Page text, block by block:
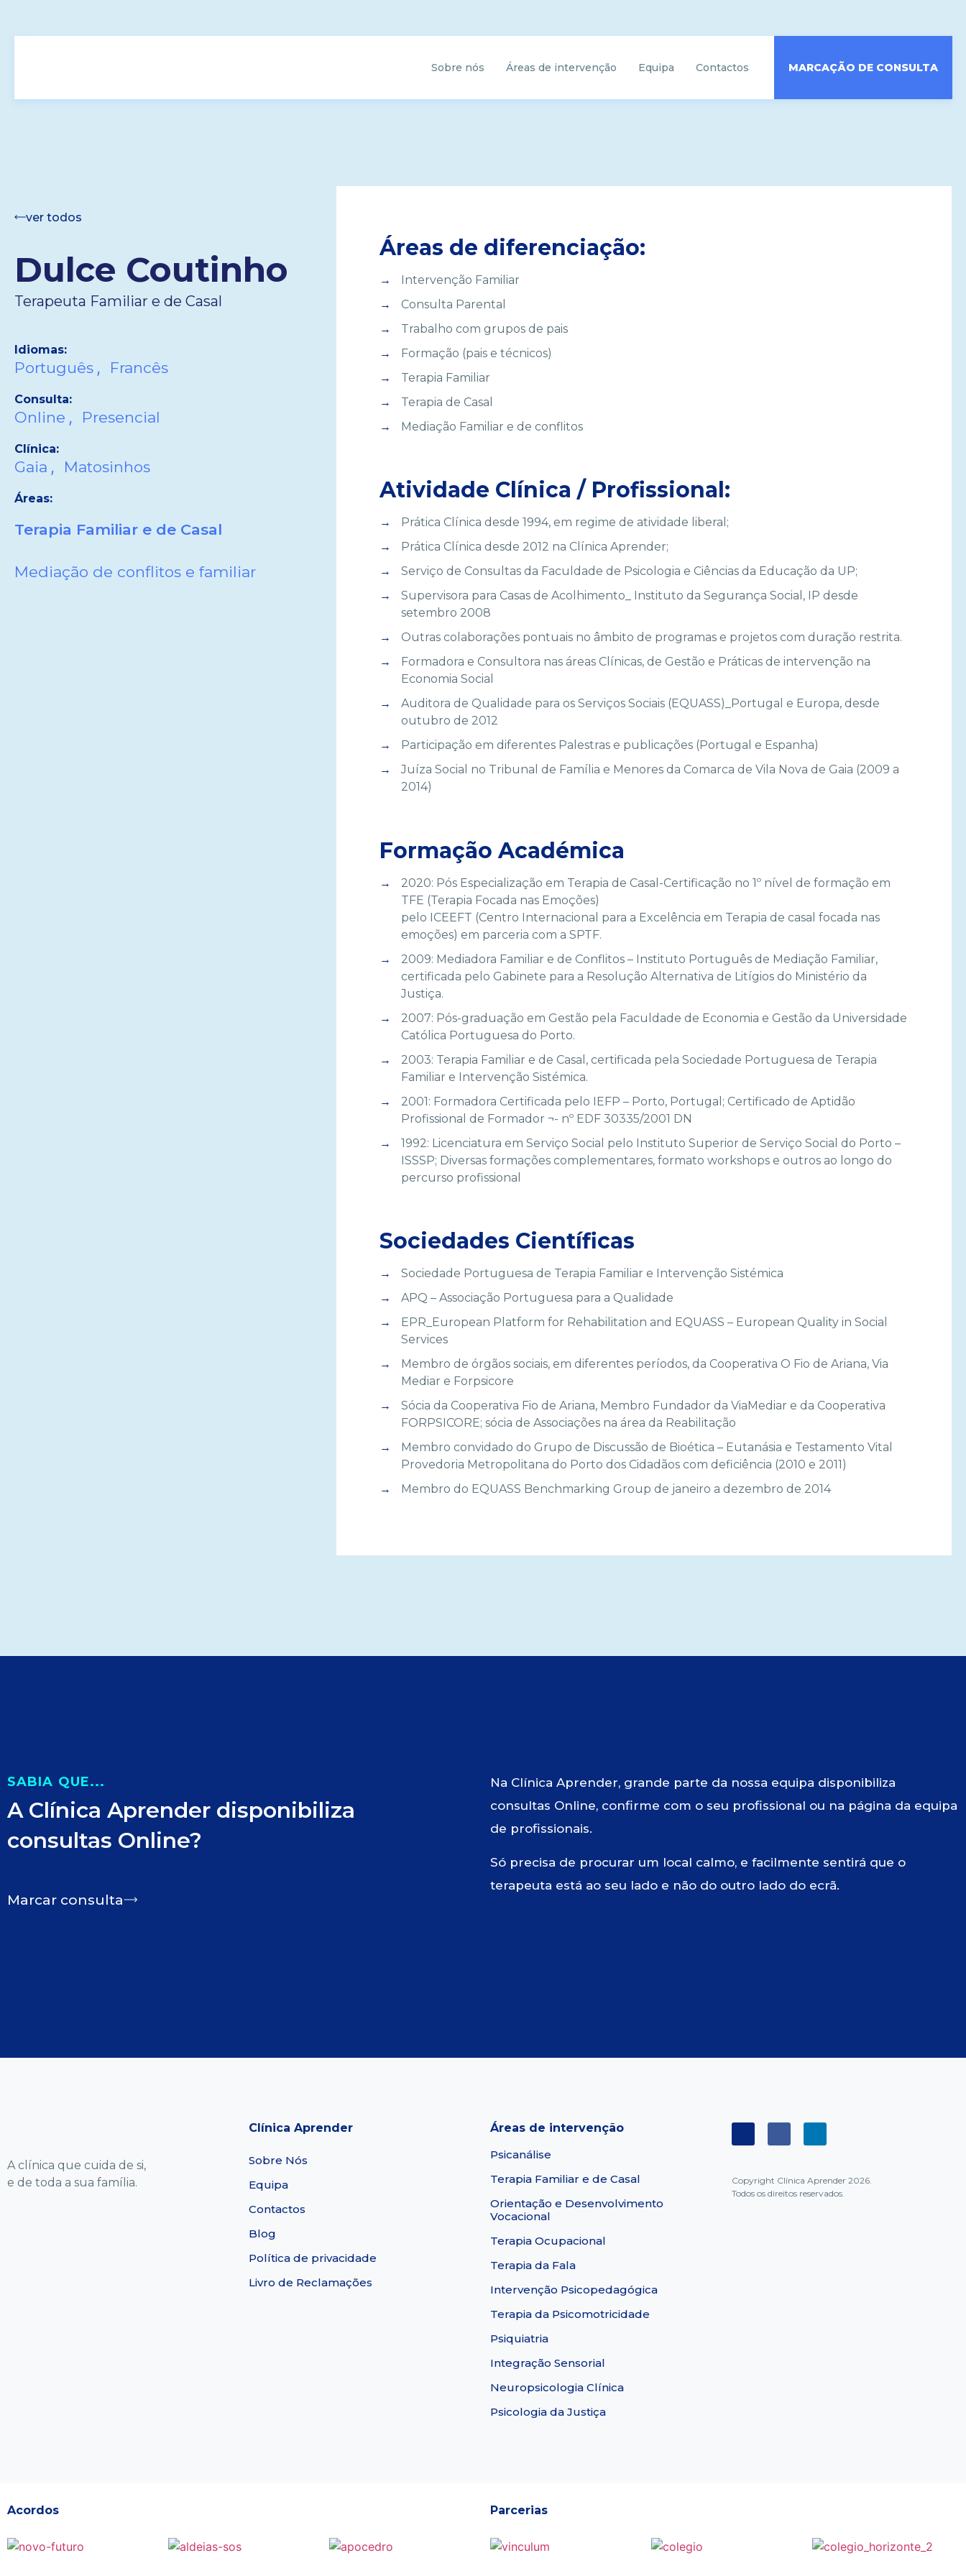
Sobre nós Áreas de intervenção Equipa Contactos MARCAÇÃO DE CONSULTA
ver todos
Dulce Coutinho
Terapeuta Familiar e de Casal
Idiomas:
Português , Francês
Consulta:
Online , Presencial
Clínica:
Gaia , Matosinhos
Áreas:
Terapia Familiar e de Casal
Mediação de conflitos e familiar
Áreas de diferenciação:
Intervenção Familiar
Consulta Parental
Trabalho com grupos de pais
Formação (pais e técnicos)
Terapia Familiar
Terapia de Casal
Mediação Familiar e de conflitos
Atividade Clínica / Profissional:
Prática Clínica desde 1994, em regime de atividade liberal;
Prática Clínica desde 2012 na Clínica Aprender;
Serviço de Consultas da Faculdade de Psicologia e Ciências da Educação da UP;
Supervisora para Casas de Acolhimento_ Instituto da Segurança Social, IP desde
setembro 2008
Outras colaborações pontuais no âmbito de programas e projetos com duração restrita.
Formadora e Consultora nas áreas Clínicas, de Gestão e Práticas de intervenção na
Economia Social
Auditora de Qualidade para os Serviços Sociais (EQUASS)_Portugal e Europa, desde
outubro de 2012
Participação em diferentes Palestras e publicações (Portugal e Espanha)
Juíza Social no Tribunal de Família e Menores da Comarca de Vila Nova de Gaia (2009 a
2014)
Formação Académica
2020: Pós Especialização em Terapia de Casal-Certificação no 1º nível de formação em
TFE (Terapia Focada nas Emoções)
pelo ICEEFT (Centro Internacional para a Excelência em Terapia de casal focada nas
emoções) em parceria com a SPTF.
2009: Mediadora Familiar e de Conflitos – Instituto Português de Mediação Familiar,
certificada pelo Gabinete para a Resolução Alternativa de Litígios do Ministério da
Justiça.
2007: Pós-graduação em Gestão pela Faculdade de Economia e Gestão da Universidade
Católica Portuguesa do Porto.
2003: Terapia Familiar e de Casal, certificada pela Sociedade Portuguesa de Terapia
Familiar e Intervenção Sistémica.
2001: Formadora Certificada pelo IEFP – Porto, Portugal; Certificado de Aptidão
Profissional de Formador ¬- nº EDF 30335/2001 DN
1992: Licenciatura em Serviço Social pelo Instituto Superior de Serviço Social do Porto –
ISSSP; Diversas formações complementares, formato workshops e outros ao longo do
percurso profissional
Sociedades Científicas
Sociedade Portuguesa de Terapia Familiar e Intervenção Sistémica
APQ – Associação Portuguesa para a Qualidade
EPR_European Platform for Rehabilitation and EQUASS – European Quality in Social
Services
Membro de órgãos sociais, em diferentes períodos, da Cooperativa O Fio de Ariana, Via
Mediar e Forpsicore
Sócia da Cooperativa Fio de Ariana, Membro Fundador da ViaMediar e da Cooperativa
FORPSICORE; sócia de Associações na área da Reabilitação
Membro convidado do Grupo de Discussão de Bioética – Eutanásia e Testamento Vital
Provedoria Metropolitana do Porto dos Cidadãos com deficiência (2010 e 2011)
Membro do EQUASS Benchmarking Group de janeiro a dezembro de 2014
SABIA QUE...
A Clínica Aprender disponibiliza
consultas Online?
Marcar consulta
Na Clínica Aprender, grande parte da nossa equipa disponibiliza
consultas Online, confirme com o seu profissional ou na página da equipa
de profissionais.
Só precisa de procurar um local calmo, e facilmente sentirá que o
terapeuta está ao seu lado e não do outro lado do ecrã.
A clínica que cuida de si,
e de toda a sua família.
Clínica Aprender
Sobre Nós
Equipa
Contactos
Blog
Política de privacidade
Livro de Reclamações
Áreas de intervenção
Psicanálise
Terapia Familiar e de Casal
Orientação e Desenvolvimento
Vocacional
Terapia Ocupacional
Terapia da Fala
Intervenção Psicopedagógica
Terapia da Psicomotricidade
Psiquiatria
Integração Sensorial
Neuropsicologia Clínica
Psicologia da Justiça
Copyright Clínica Aprender 2026.
Todos os direitos reservados.
Acordos Parcerias